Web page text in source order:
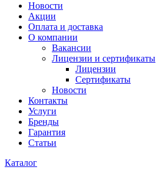
Новости
Акции
Оплата и доставка
О компании
Вакансии
Лицензии и сертификаты
Лицензии
Сертификаты
Новости
Контакты
Услуги
Бренды
Гарантия
Статьи
Каталог